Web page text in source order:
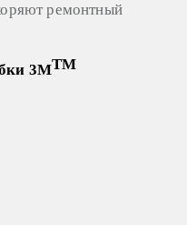
ремонтный
3MTM